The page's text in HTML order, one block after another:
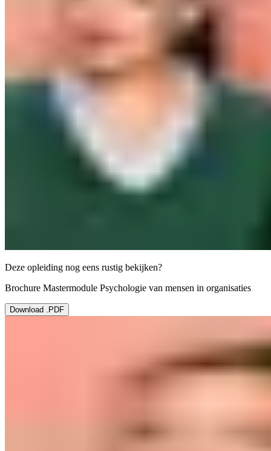
Deze opleiding nog eens rustig bekijken?
Brochure Mastermodule Psychologie van mensen in organisaties
Download .PDF